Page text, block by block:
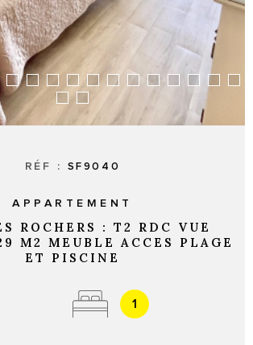
RÉF : SF9040
APPARTEMENT
ROCHERS : T2 RDC VUE
M2 MEUBLE ACCES PLAGE
ET PISCINE
1